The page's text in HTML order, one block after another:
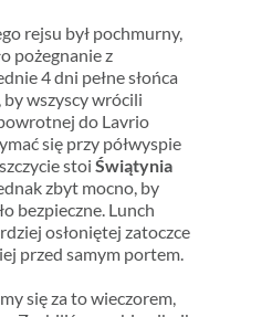
rejsu był pochmurny,
pożegnanie z
4 dni pełne słońca
by wszyscy wrócili
do Lavrio
się przy półwyspie
stoi Świątynia
zbyt mocno, by
bezpieczne. Lunch
osłoniętej zatoczce
przed samym portem.
się za to wieczorem,